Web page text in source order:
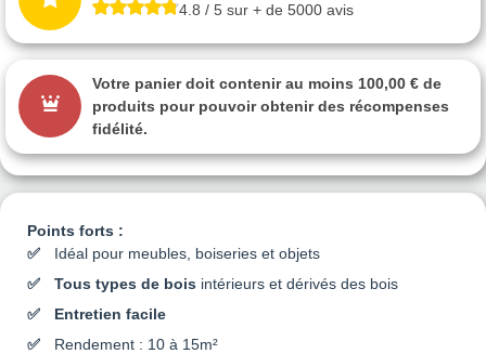
Points forts :
Idéal pour meubles, boiseries et objets
Tous types de bois intérieurs et dérivés des bois
Entretien facile
Rendement : 10 à 15m²
4.8 / 5 sur + de 5000 avis
Votre panier doit contenir au moins 100,00 € de
produits pour pouvoir obtenir des récompenses
fidélité.